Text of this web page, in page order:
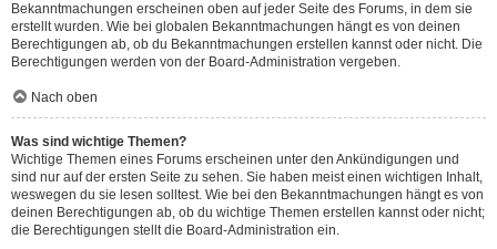
Bekanntmachungen erscheinen oben auf jeder Seite des Forums, in dem sie
erstellt wurden. Wie bei globalen Bekanntmachungen hängt es von deinen
Berechtigungen ab, ob du Bekanntmachungen erstellen kannst oder nicht. Die
Berechtigungen werden von der Board-Administration vergeben.
Nach oben
Was sind wichtige Themen?
Wichtige Themen eines Forums erscheinen unter den Ankündigungen und
sind nur auf der ersten Seite zu sehen. Sie haben meist einen wichtigen Inhalt,
weswegen du sie lesen solltest. Wie bei den Bekanntmachungen hängt es von
deinen Berechtigungen ab, ob du wichtige Themen erstellen kannst oder nicht;
die Berechtigungen stellt die Board-Administration ein.